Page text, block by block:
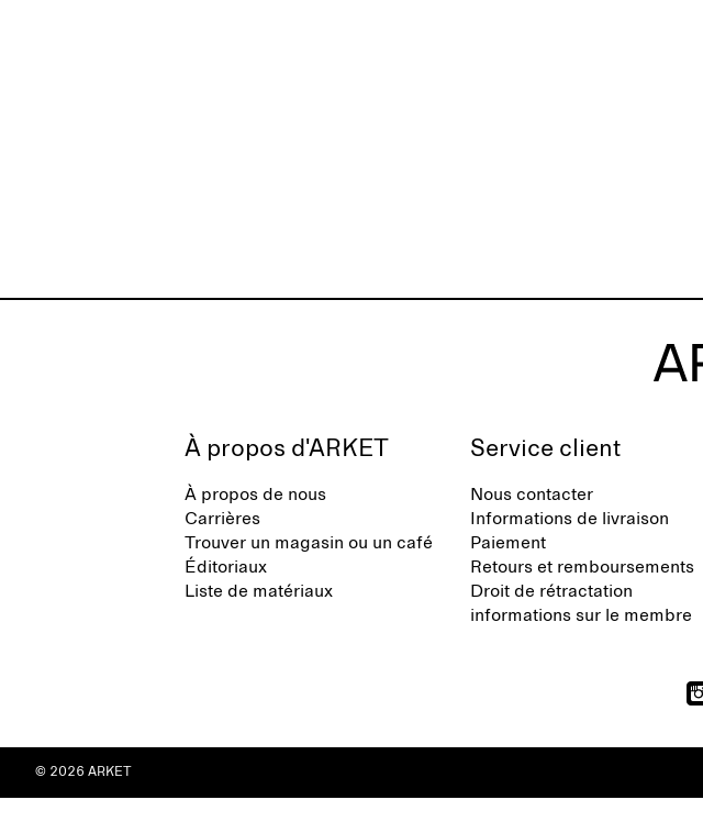
À propos d'ARKET
À propos de nous
Carrières
Trouver un magasin ou un café
Éditoriaux
Liste de matériaux
Service client
Nous contacter
Informations de livraison
Paiement
Retours et remboursements
Droit de rétractation
informations sur le membre
© 2026 ARKET